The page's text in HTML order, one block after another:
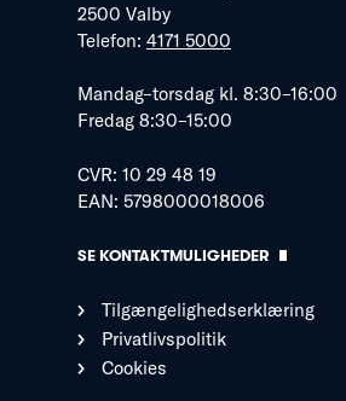
2500 Valby
Telefon: 4171 5000
Mandag–torsdag kl. 8:30–16:00
Fredag 8:30–15:00
CVR: 10 29 48 19
EAN: 5798000018006
SE KONTAKTMULIGHEDER
Tilgængelighedserklæring
Privatlivspolitik
Cookies